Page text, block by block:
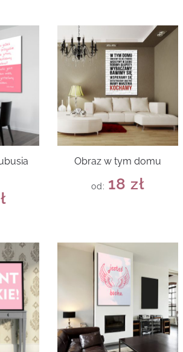
Obraz w tym domu
od: 18 zł